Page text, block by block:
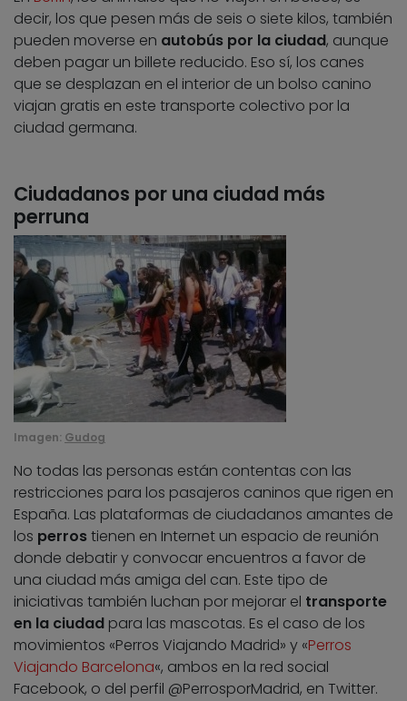
decir, los que pesen más de seis o siete kilos, también
pueden moverse en autobús por la ciudad, aunque
deben pagar un billete reducido. Eso sí, los canes
que se desplazan en el interior de un bolso canino
viajan gratis en este transporte colectivo por la
ciudad germana.
Ciudadanos por una ciudad más
perruna
Imagen: Gudog
No todas las personas están contentas con las
restricciones para los pasajeros caninos que rigen en
España. Las plataformas de ciudadanos amantes de
los perrostienen en Internet un espacio de reunión
donde debatir y convocar encuentros a favor de
una ciudad más amiga del can. Este tipo de
iniciativas también luchan por mejorar el transporte
en la ciudad para las mascotas. Es el caso de los
movimientos «Perros Viajando Madrid» y «Perros
Viajando Barcelona«, ambos en la red social
Facebook, o del perfil @PerrosporMadrid, en Twitter.